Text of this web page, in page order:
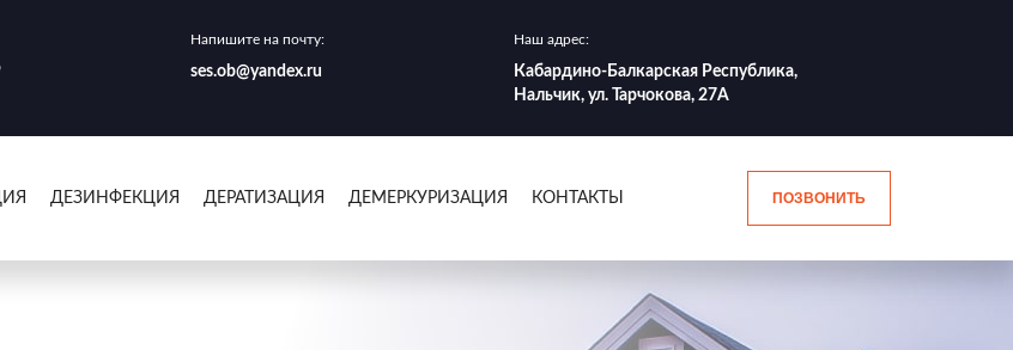
Напишите на почту:
ses.ob@yandex.ru
Наш адрес:
Кабардино-Балкарская Республика,
Нальчик, ул. Тарчокова, 27А
ДЕЗИНФЕКЦИЯ ДЕРАТИЗАЦИЯ ДЕМЕРКУРИЗАЦИЯ КОНТАКТЫ ПОЗВОНИТЬ